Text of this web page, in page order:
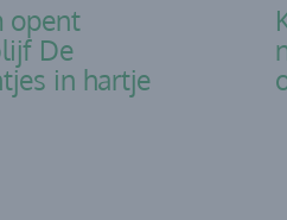
opent
De
in hartje